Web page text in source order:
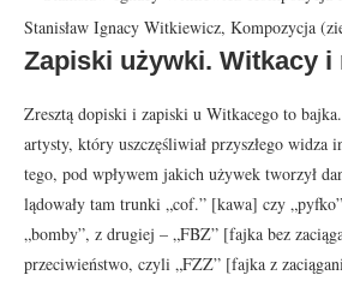
Stanisław Ignacy Witkiewicz, Kompozycja
Zapiski używki. Witkacy i
Zresztą dopiski i zapiski u Witkacego to
artysty, który uszczęśliwiał przyszłego widza
tego, pod wpływem jakich używek tworzył
lądowały tam trunki „cof.” [kawa] czy
„bomby”, z drugiej – „FBZ” [fajka bez
przeciwieństwo, czyli „FZZ” [fajka z